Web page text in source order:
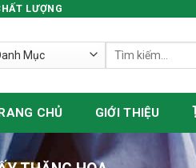
LƯỢNG
Tìm
CHỦ GIỚI THIỆU